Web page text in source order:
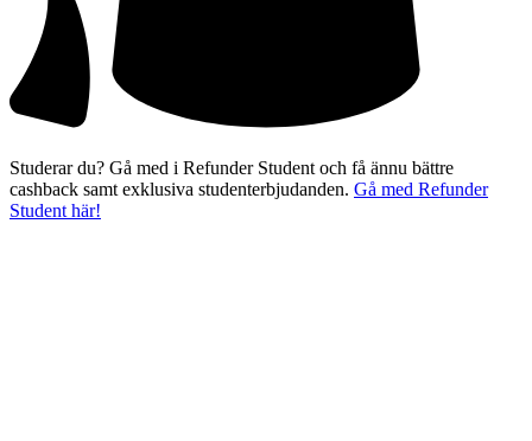
Studerar du? Gå med i Refunder Student och få ännu bättre
cashback samt exklusiva studenterbjudanden. Gå med Refunder
Student här!